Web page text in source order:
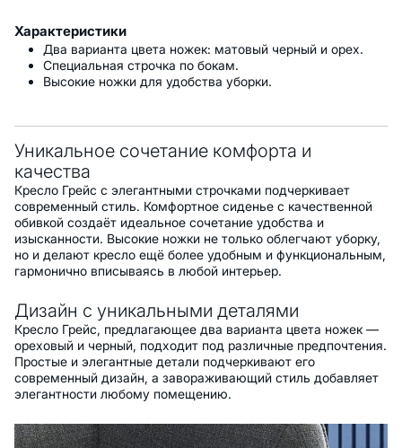
Характеристики
Два варианта цвета ножек: матовый черный и орех.
Специальная строчка по бокам.
Высокие ножки для удобства уборки.
Уникальное сочетание комфорта и
качества
Кресло Грейс с элегантными строчками подчеркивает
современный стиль. Комфортное сиденье с качественной
обивкой создаёт идеальное сочетание удобства и
изысканности. Высокие ножки не только облегчают уборку,
но и делают кресло ещё более удобным и функциональным,
гармонично вписываясь в любой интерьер.
Дизайн с уникальными деталями
Кресло Грейс, предлагающее два варианта цвета ножек —
ореховый и черный, подходит под различные предпочтения.
Простые и элегантные детали подчеркивают его
современный дизайн, а завораживающий стиль добавляет
элегантности любому помещению.